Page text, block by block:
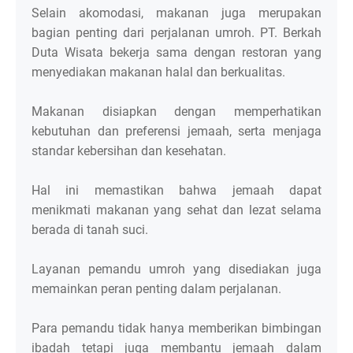
Selain akomodasi, makanan juga merupakan
bagian penting dari perjalanan umroh. PT. Berkah
Duta Wisata bekerja sama dengan restoran yang
menyediakan makanan halal dan berkualitas.
Makanan disiapkan dengan memperhatikan
kebutuhan dan preferensi jemaah, serta menjaga
standar kebersihan dan kesehatan.
Hal ini memastikan bahwa jemaah dapat
menikmati makanan yang sehat dan lezat selama
berada di tanah suci.
Layanan pemandu umroh yang disediakan juga
memainkan peran penting dalam perjalanan.
Para pemandu tidak hanya memberikan bimbingan
ibadah tetapi juga membantu jemaah dalam